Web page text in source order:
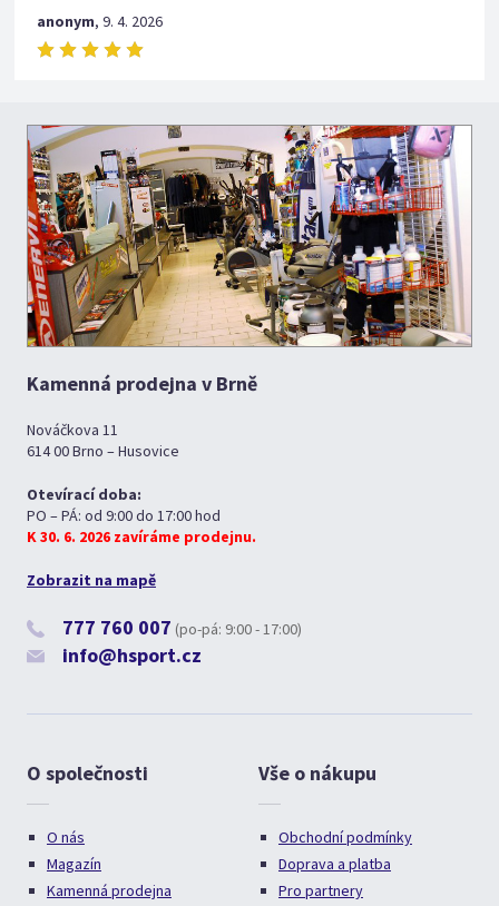
anonym,9. 4. 2026
Kamenná prodejna v Brně
Nováčkova 11
614 00 Brno – Husovice
Otevírací doba:
PO – PÁ: od 9:00 do 17:00 hod
K 30. 6. 2026 zavíráme prodejnu.
Zobrazit na mapě
777 760 007 (po-pá: 9:00 - 17:00)
info@hsport.cz
O společnosti
O nás
Magazín
Kamenná prodejna
Vše o nákupu
Obchodní podmínky
Doprava a platba
Pro partnery